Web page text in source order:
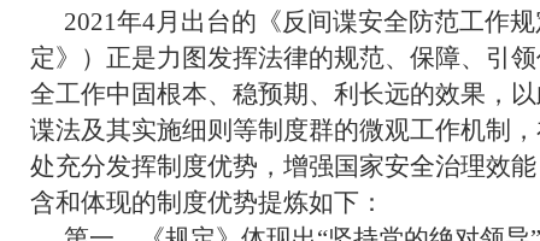
2021年4月出台的《反间谍安全防范工作
定》）正是力图发挥法律的规范、保障、引
全工作中固根本、稳预期、利长远的效果，
谍法及其实施细则等制度群的微观工作机制
处充分发挥制度优势，增强国家安全治理效
含和体现的制度优势提炼如下：